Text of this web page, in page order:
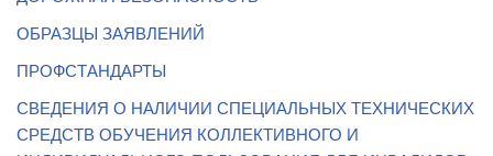
ОБРАЗЦЫ ЗАЯВЛЕНИЙ
ПРОФСТАНДАРТЫ
СВЕДЕНИЯ О НАЛИЧИИ СПЕЦИАЛЬНЫХ ТЕХНИЧЕСКИХ
СРЕДСТВ ОБУЧЕНИЯ КОЛЛЕКТИВНОГО И